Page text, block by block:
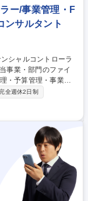
ー/事業管理・F
ンサルタント
・予算管理・事業計
以下の業務を想定して
析の策定支援 ■事業
開発、生産、SCM、
た課題抽出と改善提
全週休2日制